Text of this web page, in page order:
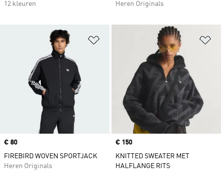
12 kleuren
Heren Originals
Op verlanglijst zetten
Price
€ 80
FIREBIRD WOVEN SPORTJACK
Heren Originals
Price
€ 150
KNITTED SWEATER MET
HALFLANGE RITS